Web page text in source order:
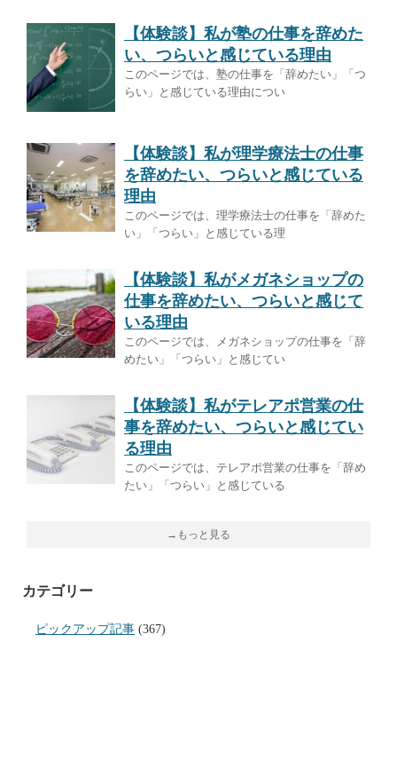
【体験談】私が塾の仕事を辞めた
い、つらいと感じている理由
このページでは、塾の仕事を「辞めたい」「つ
らい」と感じている理由につい
【体験談】私が理学療法士の仕事
を辞めたい、つらいと感じている
理由
このページでは、理学療法士の仕事を「辞めた
い」「つらい」と感じている理
【体験談】私がメガネショップの
仕事を辞めたい、つらいと感じて
いる理由
このページでは、メガネショップの仕事を「辞
めたい」「つらい」と感じてい
【体験談】私がテレアポ営業の仕
事を辞めたい、つらいと感じてい
る理由
このページでは、テレアポ営業の仕事を「辞め
たい」「つらい」と感じている
→もっと見る
カテゴリー
ピックアップ記事 (367)